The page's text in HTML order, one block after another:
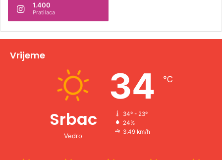
t
v
1.400
Pratilaca
Vrijeme
Srbac
Vedro
34 ℃
34º - 23º
24%
3.49 km/h